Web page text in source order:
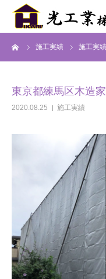
施工実績 施工実績
東京都練馬区木造
2020.08.25 施工実績
HOME
採用情報
会社概要